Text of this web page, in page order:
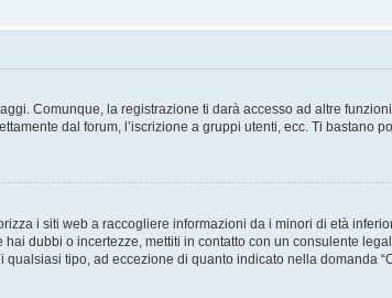
Comunque, la registrazione ti darà accesso ad altre
dal forum, l’iscrizione a gruppi utenti, ecc. Ti bastano
i siti web a raccogliere informazioni da i minori di età
dubbi o incertezze, mettiti in contatto con un consulente
tipo, ad eccezione di quanto indicato nella domanda